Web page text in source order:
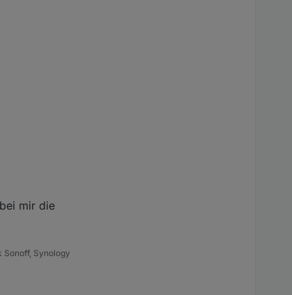
mir die
Sonoff, Synology